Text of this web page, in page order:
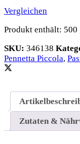
Vergleichen
Produkt enthält: 500
SKU: 346138
Pennetta Piccola,
Zutaten &